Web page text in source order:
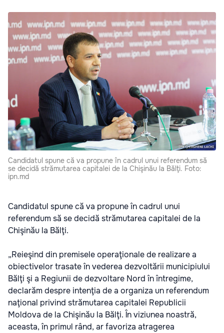
Candidatul spune că va propune în cadrul unui referendum să
se decidă strămutarea capitalei de la Chişinău la Bălţi. Foto:
ipn.md
Candidatul spune că va propune în cadrul unui
referendum să se decidă strămutarea capitalei de la
Chişinău la Bălţi.
„Reieşind din premisele operaţionale de realizare a
obiectivelor trasate în vederea dezvoltării municipiului
Bălţi şi a Regiunii de dezvoltare Nord în întregime,
declarăm despre intenţia de a organiza un referendum
naţional privind strămutarea capitalei Republicii
Moldova de la Chişinău la Bălţi. În viziunea noastră,
aceasta, în primul rând, ar favoriza atragerea